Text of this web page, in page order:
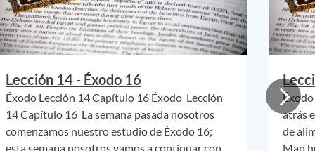
Lección 14 - Éxodo 16
Éxodo Lección 14 Capítulo 16 Éxodo Lección
14 Capítulo 16 La semana pasada nosotros
comenzamos nuestro estudio de Éxodo 16;
esta semana nosotros vamos a continuar con
atrás
de
Man